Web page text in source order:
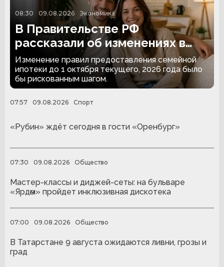
08:30 09.08.2026 Экономика
В Правительстве РФ
рассказали об изменениях в
семейной ипотеке
Изменение правил предоставления семейной
ипотеки до 1 октября текущего, 2026 года было
бы рискованным шагом.
07:57 09.08.2026 Спорт
«Рубин» ждёт сегодня в гости «Оренбург»
07:30 09.08.2026 Общество
Мастер-классы и диджей-сеты: на бульваре
«Ярдәм» пройдет инклюзивная дискотека
07:00 09.08.2026 Общество
В Татарстане 9 августа ожидаются ливни, грозы и
град